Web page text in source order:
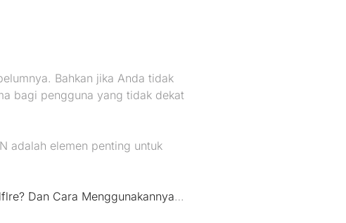
Bahkan jika Anda tidak
bagi pengguna yang tidak dekat
adalah elemen penting untuk
Dan Cara Menggunakannya…